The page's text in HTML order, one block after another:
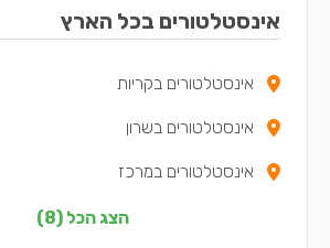
אינסטלטורים בכל הארץ
אינסטלטורים בקריות
אינסטלטורים בשרון
אינסטלטורים במרכז
אינסטלטורים בצפוןהצג הכל (8)